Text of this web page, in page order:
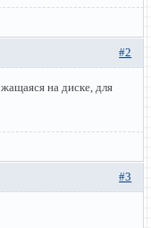
#2
на диске, для
#3